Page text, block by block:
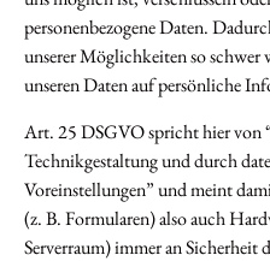
personenbezogene Daten.
unserer Möglichkeiten so schwer
unseren Daten auf persönliche
Art. 25 DSGVO spricht hier von
Technikgestaltung und durch
Voreinstellungen” und meint
(z. B. Formularen) also auch
Serverraum) immer an Sicherheit